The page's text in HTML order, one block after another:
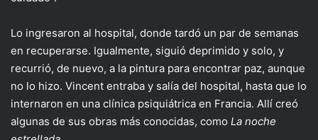
Lo ingresaron al hospital, donde tardó un par de semanas
en recuperarse. Igualmente, siguió deprimido y solo, y
recurrió, de nuevo, a la pintura para encontrar paz, aunque
no lo hizo. Vincent entraba y salía del hospital, hasta que lo
internaron en una clínica psiquiátrica en Francia. Allí creó
algunas de sus obras más conocidas, como La noche